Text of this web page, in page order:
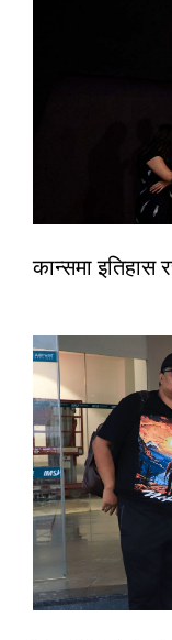
कान्समा